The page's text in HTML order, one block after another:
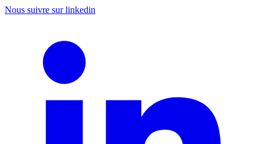
Aller
Nous suivre sur linkedin